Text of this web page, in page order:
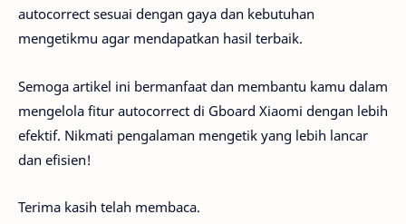
autocorrect sesuai dengan gaya dan kebutuhan
mengetikmu agar mendapatkan hasil terbaik.
Semoga artikel ini bermanfaat dan membantu kamu dalam
mengelola fitur autocorrect di Gboard Xiaomi dengan lebih
efektif. Nikmati pengalaman mengetik yang lebih lancar
dan efisien!
Terima kasih telah membaca.